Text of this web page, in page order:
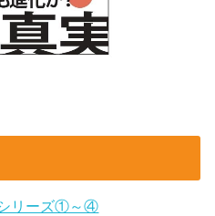
シリーズ①～④